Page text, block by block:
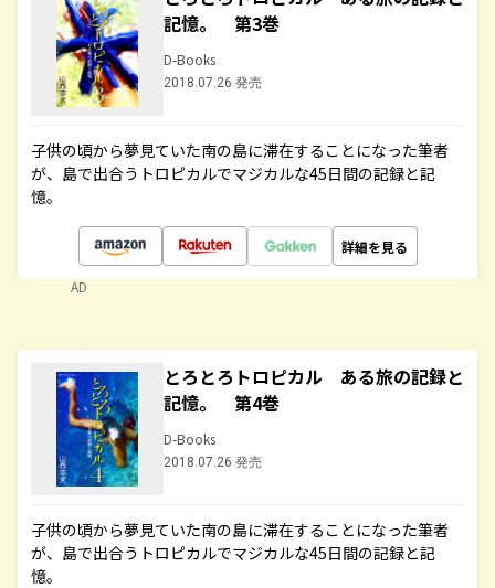
記憶。 第3巻
D-Books
2018.07.26 発売
子供の頃から夢見ていた南の島に滞在することになった筆者
が、島で出合うトロピカルでマジカルな45日間の記録と記
憶。
詳細を見る
AD
とろとろトロピカル ある旅の記録と
記憶。 第4巻
D-Books
2018.07.26 発売
子供の頃から夢見ていた南の島に滞在することになった筆者
が、島で出合うトロピカルでマジカルな45日間の記録と記
憶。